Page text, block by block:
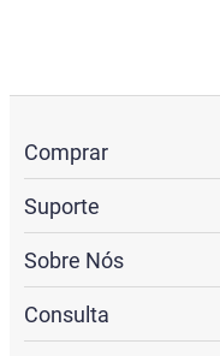
Comprar
Suporte
Sobre Nós
Consulta